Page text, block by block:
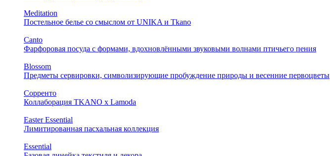
Meditation
Постельное белье со смыслом от UNIKA и Tkano
Canto
Фарфоровая посуда с формами, вдохновлёнными звуковыми волнами птичьего пения
Blossom
Предметы сервировки, символизирующие пробуждение природы и весенние первоцветы
Сорренто
Коллаборация TKANO х Lamoda
Easter Essential
Лимитированная пасхальная коллекция
Essential